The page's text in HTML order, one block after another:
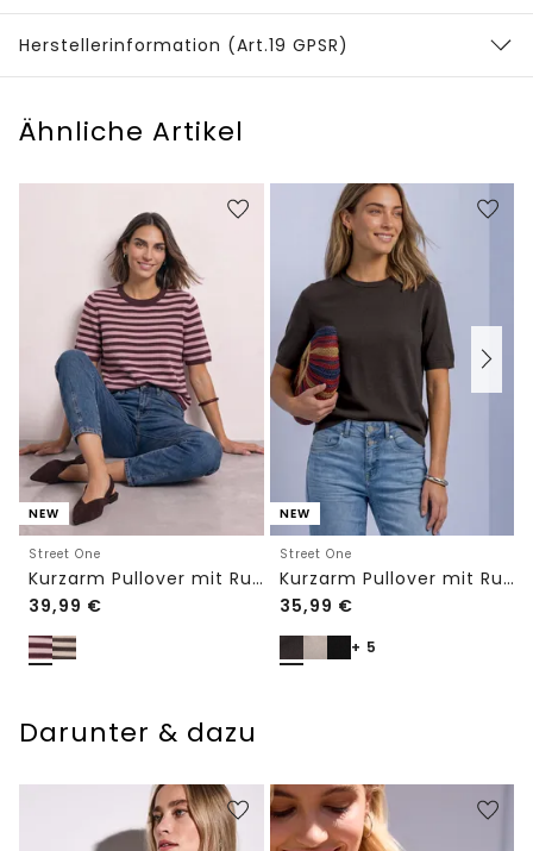
Herstellerinformation (Art.19 GPSR)
Ähnliche Artikel
NEW
Street One
Kurzarm Pullover mit Rundhals und Streifen
39,99 €
NEW
Street One
Kurzarm Pullover mit Rundhals in Unifarbe
35,99 €
+ 5
Darunter & dazu